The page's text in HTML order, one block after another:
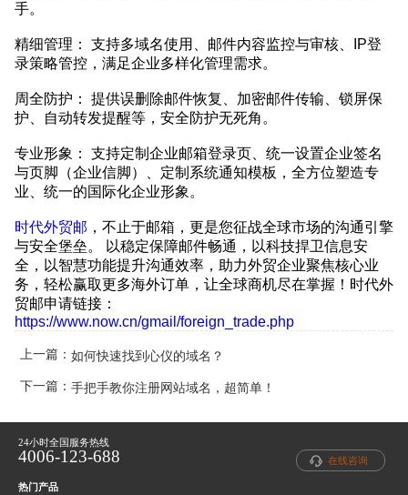
手。
精细管理： 支持多域名使用、邮件内容监控与审核、IP登
录策略管控，满足企业多样化管理需求。
周全防护： 提供误删除邮件恢复、加密邮件传输、锁屏保
护、自动转发提醒等，安全防护无死角。
专业形象： 支持定制企业邮箱登录页、统一设置企业签名
与页脚（企业信脚）、定制系统通知模板，全方位塑造专
业、统一的国际化企业形象。
时代外贸邮 ，不止于邮箱，更是您征战全球市场的沟通引擎
与安全堡垒。 以稳定保障邮件畅通，以科技捍卫信息安
全，以智慧功能提升沟通效率，助力外贸企业聚焦核心业
务，轻松赢取更多海外订单，让全球商机尽在掌握！ 时代外
贸邮申请链接：
https://www.now.cn/gmail/foreign_trade.php
上一篇：如何快速找到心仪的域名？
下一篇：手把手教你注册网站域名，超简单！
24小时全国服务热线
4006-123-688 在线咨询
热门产品